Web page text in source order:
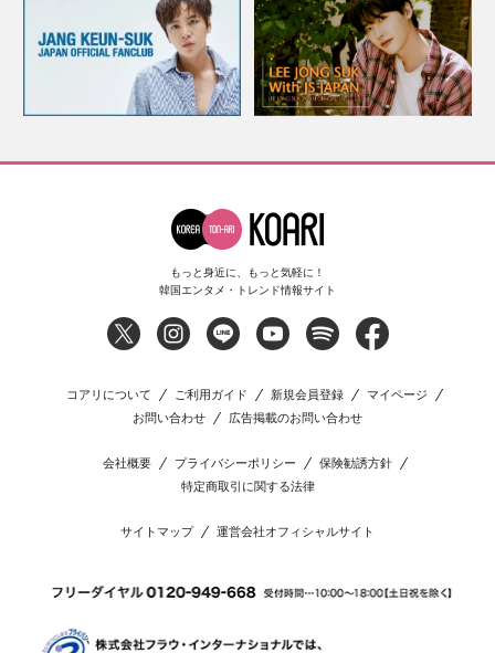
もっと身近に、もっと気軽に！
韓国エンタメ・トレンド情報サイト
コアリについて ご利用ガイド 新規会員登録
マイページ
お問い合わせ
広告掲載のお問い合わせ
会社概要 プライバシーポリシー
保険勧誘方針
特定商取引に関する法律
サイトマップ 運営会社オフィシャルサイト